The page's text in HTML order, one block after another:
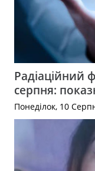
Радіаційний
серпня:
Понеділок, 10